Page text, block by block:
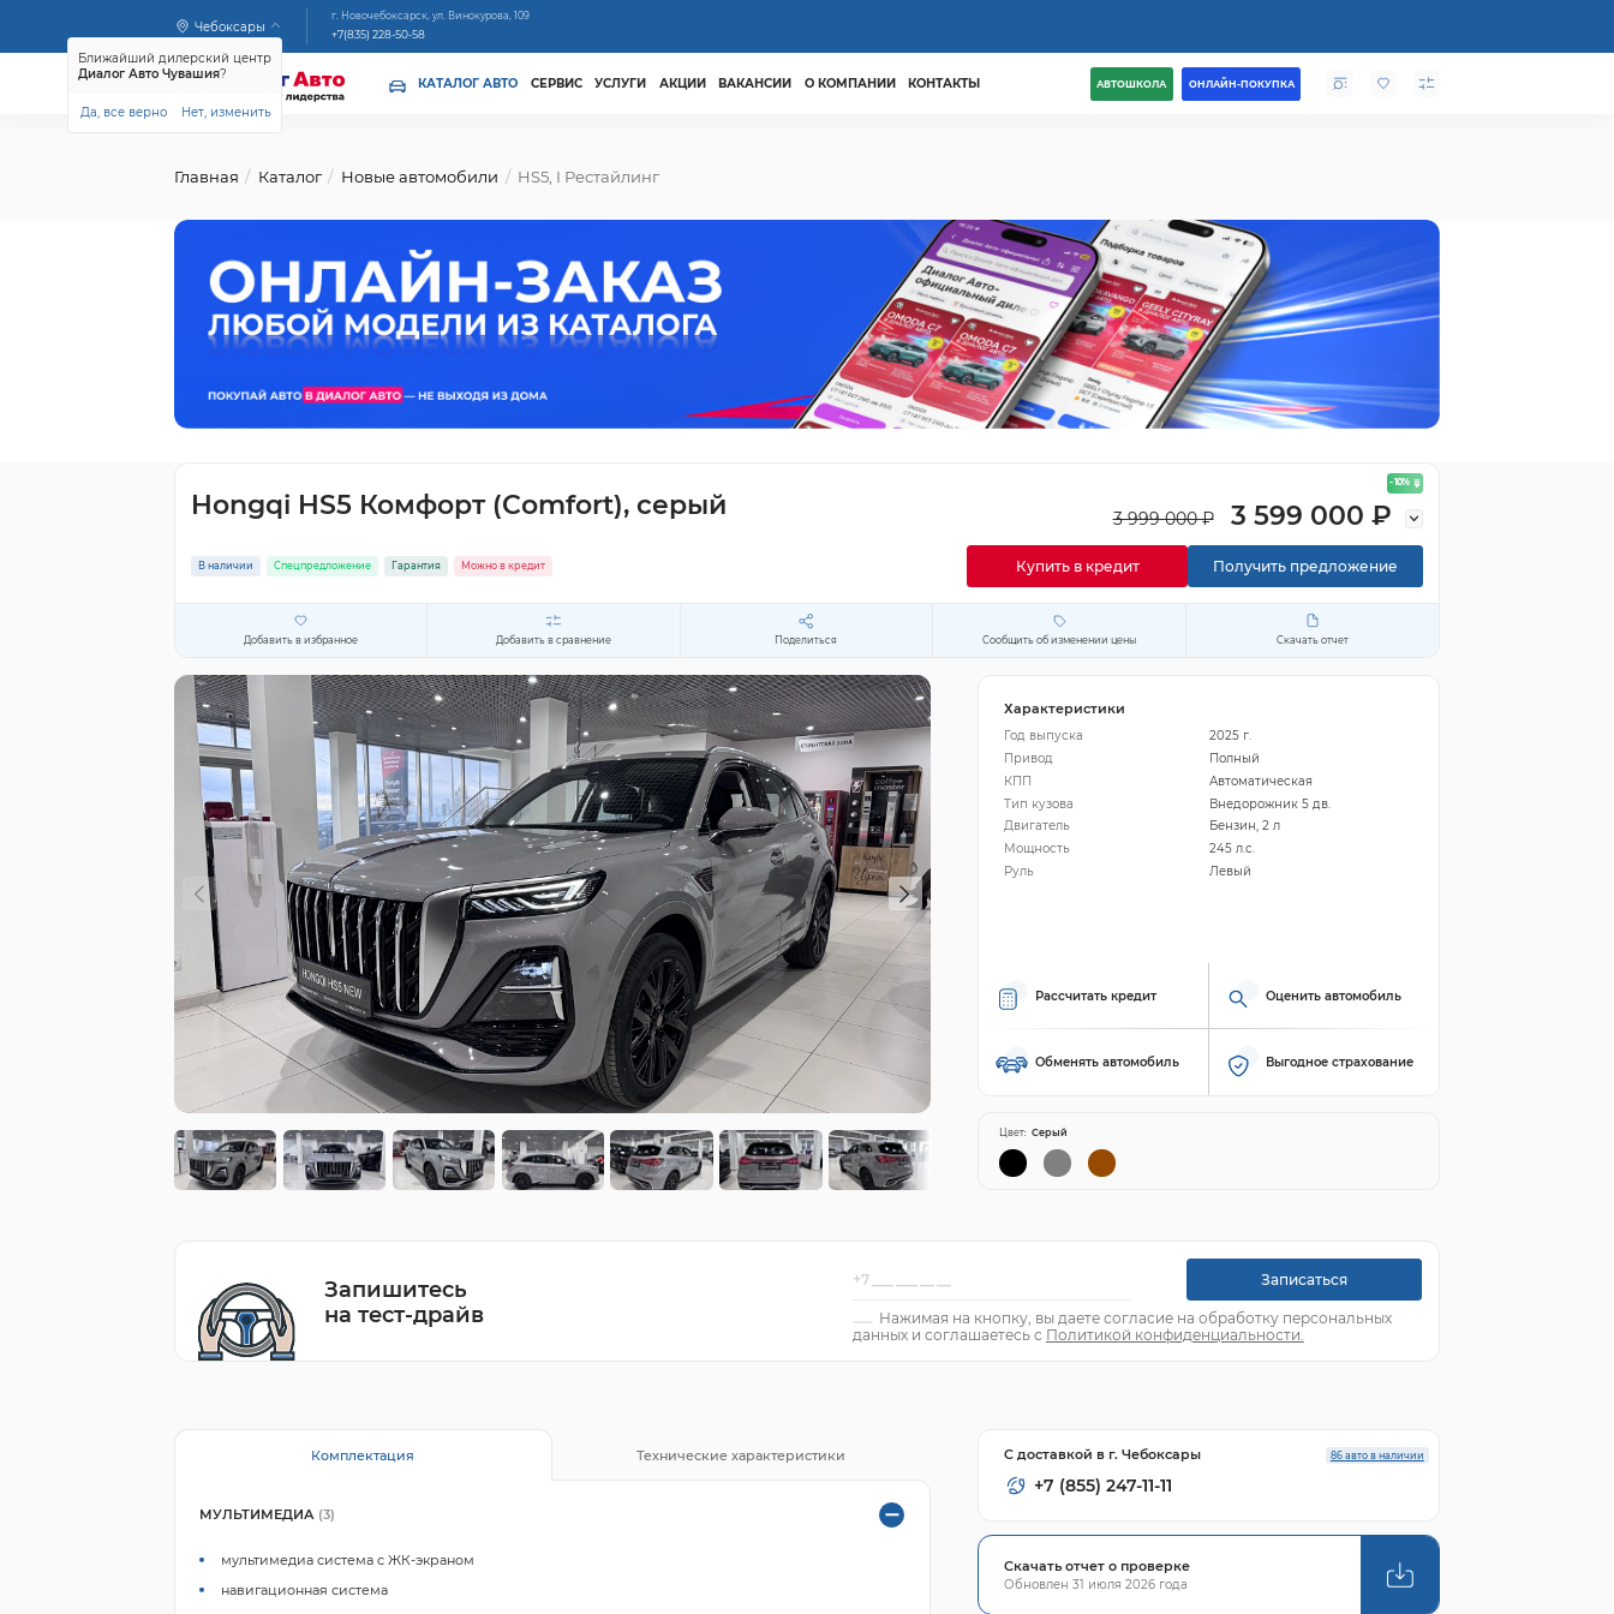
Чебоксары
Ближайший дилерский центр
Диалог Авто Чувашия?
Да, все верно Нет, изменить
г. Новочебоксарск, ул. Винокурова, 109
+7(835) 228-50-58
КАТАЛОГ АВТО СЕРВИС УСЛУГИ АКЦИИ ВАКАНСИИ О КОМПАНИИ КОНТАКТЫ АВТОШКОЛА ОНЛАЙН-ПОКУПКА
Главная Каталог Новые автомобили HS5, I Рестайлинг
Hongqi HS5 Комфорт (Comfort), серый
- 10%
3 999 000 ₽ 3 599 000 ₽
В наличии Спецпредложение Гарантия Можно в кредит Купить в кредит Получить предложение
Добавить в избранное Добавить в сравнение Поделиться Сообщить об изменении цены Скачать отчет
Характеристики
Год выпуска
2025 г.
Привод
Полный
КПП
Автоматическая
Тип кузова
Внедорожник 5 дв.
Двигатель
Бензин, 2 л
Мощность
245 л.с.
Руль
Левый
Рассчитать кредит Оценить автомобиль
Обменять автомобиль Выгодное страхование
Цвет: Серый
Запишитесь
на тест-драйв
Записаться
Нажимая на кнопку, вы даете согласие на обработку персональных
данных и соглашаетесь с Политикой конфиденциальности.
Комплектация Технические характеристики
МУЛЬТИМЕДИА (3)
мультимедиа система с ЖК-экраном
навигационная система
86 авто в наличии
С доставкой в г. Чебоксары
+7 (855) 247-11-11
Скачать отчет о проверке
Обновлен 31 июля 2026 года